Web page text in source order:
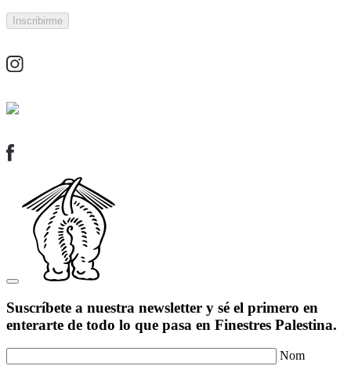
Suscríbete a nuestra newsletter y sé el primero en
enterarte de todo lo que pasa en Finestres Palestina.
Nom